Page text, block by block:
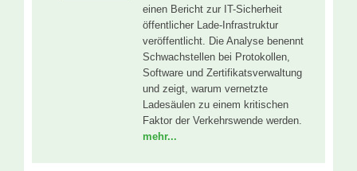
einen Bericht zur IT-Sicherheit
öffentlicher Lade-Infrastruktur
veröffentlicht. Die Analyse benennt
Schwachstellen bei Protokollen,
Software und Zertifikatsverwaltung
und zeigt, warum vernetzte
Ladesäulen zu einem kritischen
Faktor der Verkehrswende werden.
mehr...